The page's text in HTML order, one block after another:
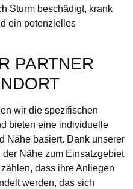
Sturm beschädigt, krank
ein potenzielles
PARTNER
wir die spezifischen
bieten eine individuelle
Nähe basiert. Dank unserer
Nähe zum Einsatzgebiet
dass ihre Anliegen
werden, das sich